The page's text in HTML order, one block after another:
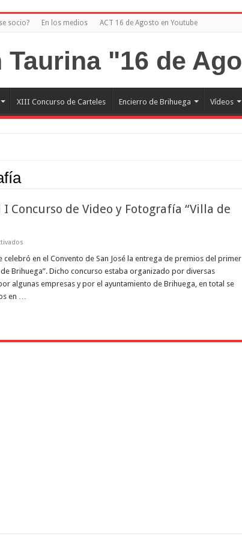
socio? En los medios ACT 16 de Agosto en Youtube
XIII Concurso de Carteles Encierro de Brihuega Vídeos
Concurso de Video y Fotografía “Villa de
en
de
del
I
Concurso
Brihuega”.
en el Convento de San José la entrega de premios del primer
Brihuega”. Dicho concurso estaba organizado por diversas
algunas empresas y por el ayuntamiento de Brihuega, en total se
en …